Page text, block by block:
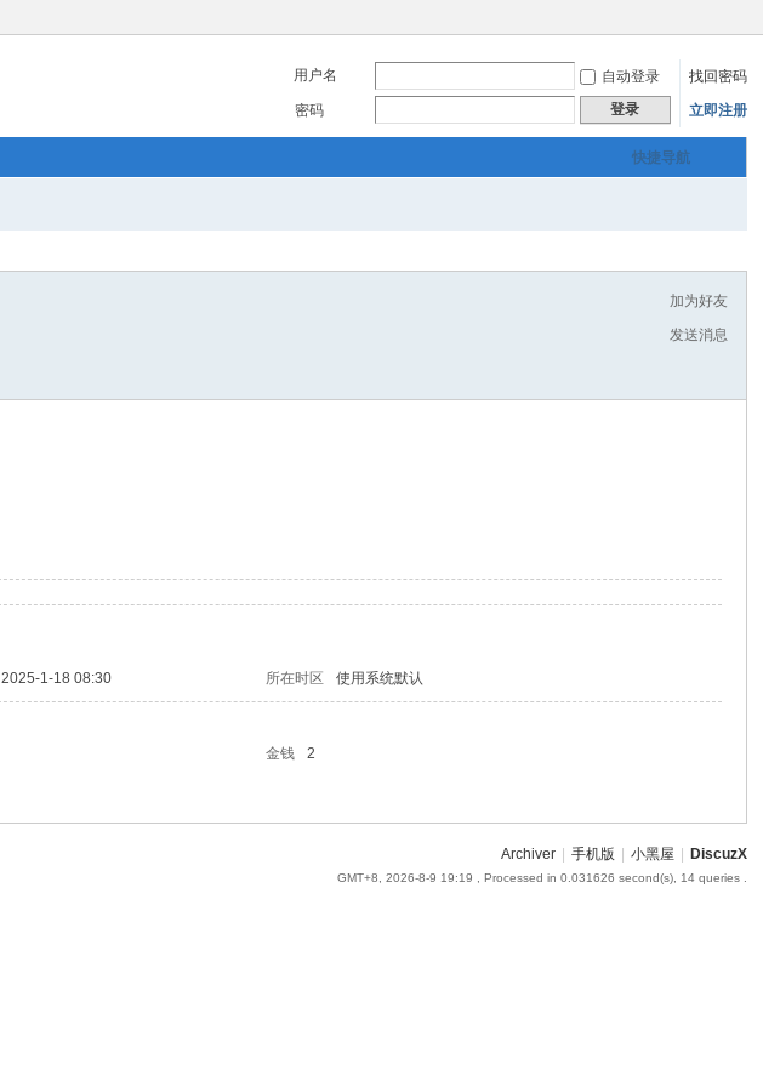
用户名 自动登录
找回密码
密码
登录 立即注册
快捷导航
加为好友
发送消息
2025-1-18 08:30 所在时区 使用系统默认
金钱
2
Archiver 手机版 小黑屋 DiscuzX
GMT+8, 2026-8-9 19:19 , Processed in 0.031626 second(s), 14 queries .